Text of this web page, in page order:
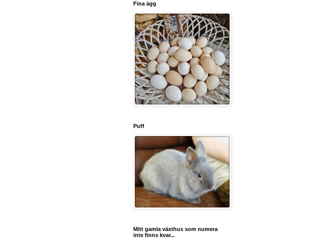
Fina ägg
Puff
Mitt gamla växthus som numera
inte finns kvar...